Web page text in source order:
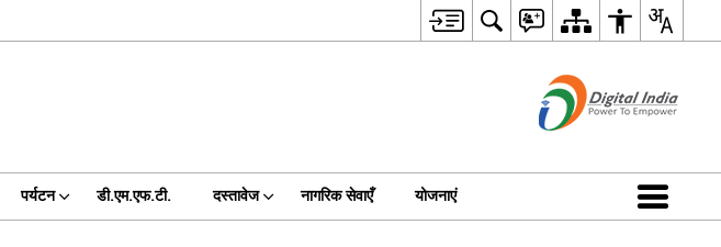
पर्यटन डी.एम.एफ.टी. दस्तावेज नागरिक सेवाएँ योजनाएं